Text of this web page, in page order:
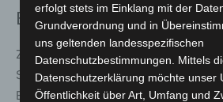
Ermittlungen zum
Zum konkreten Tatmotiv machten
Staatsanwaltschaft bislang keine
Ermittlungen dauern weiterhin an.
erfolgt stets im Einklang mit der
Grundverordnung und in
uns geltenden landesspezifischen
Datenschutzbestimmungen. Mittels
Datenschutzerklärung möchte unser
Öffentlichkeit über Art, Umfang und